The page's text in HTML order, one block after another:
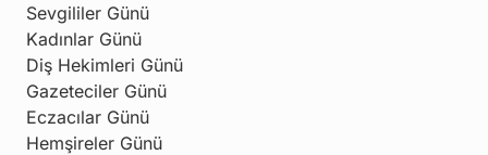
Sevgililer Günü
Kadınlar Günü
Diş Hekimleri Günü
Gazeteciler Günü
Eczacılar Günü
Hemşireler Günü